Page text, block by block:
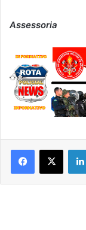
Assessoria